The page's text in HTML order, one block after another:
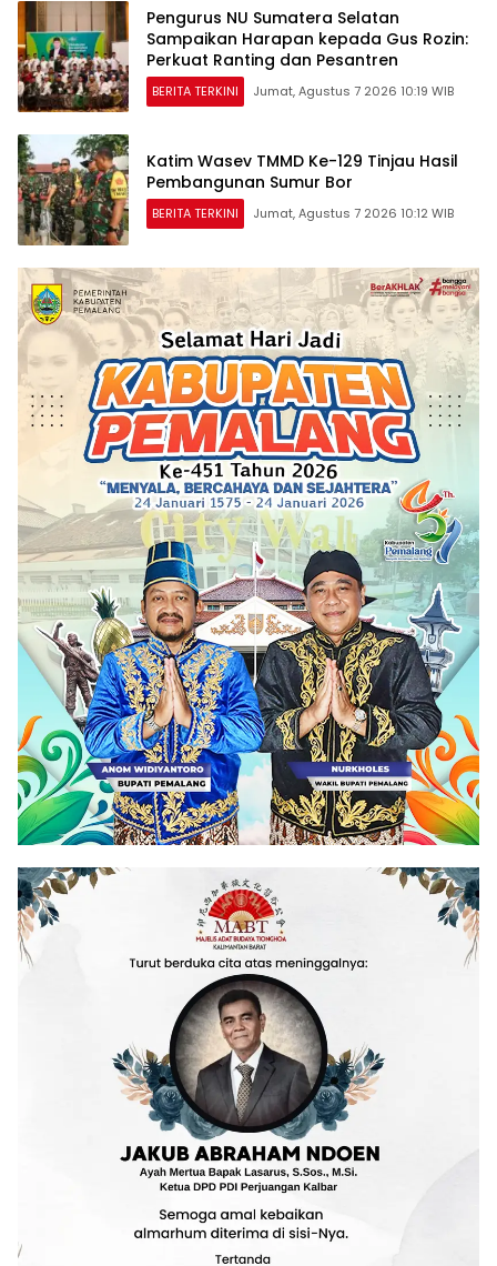
Pengurus NU Sumatera Selatan
Sampaikan Harapan kepada Gus Rozin:
Perkuat Ranting dan Pesantren
BERITA TERKINI Jumat, Agustus 7 2026 10:19 WIB
Katim Wasev TMMD Ke-129 Tinjau Hasil
Pembangunan Sumur Bor
BERITA TERKINI Jumat, Agustus 7 2026 10:12 WIB